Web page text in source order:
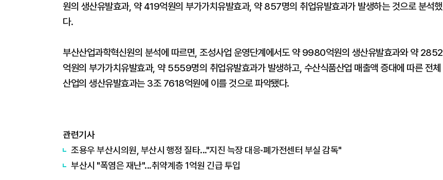
원의 생산유발효과, 약 419억원의 부가가치유발효과, 약 857명의 취업유발효과가 발생하는 것으로 분석했
다.
부산산업과학혁신원의 분석에 따르면, 조성사업 운영단계에서도 약 9980억원의 생산유발효과와 약 2852
억원의 부가가치유발효과, 약 5559명의 취업유발효과가 발생하고, 수산식품산업 매출액 증대에 따른 전체
산업의 생산유발효과는 3조 7618억원에 이를 것으로 파악됐다.
관련기사
조용우 부산시의원, 부산시 행정 질타..."지진 늑장 대응·폐가전센터 부실 감독"
부산시 "폭염은 재난"...취약계층 1억원 긴급 투입